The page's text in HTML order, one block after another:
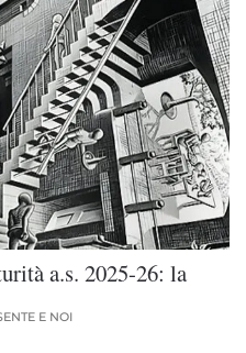
a.s. 2025-26: la
E NOI